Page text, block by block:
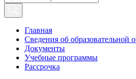
Главная
Сведения об образовательной
Документы
Учебные программы
Рассрочка